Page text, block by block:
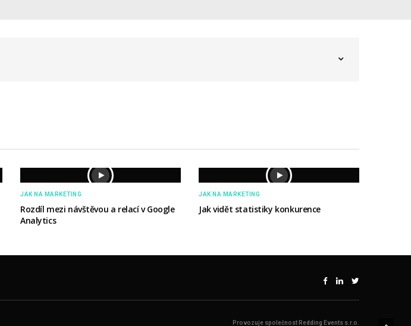
JAK NA MARKETING
Rozdíl mezi návštěvou a relací v Google
Analytics
JAK NA MARKETING
Jak vidět statistiky konkurence
Provozuje společnost Redding Events s.r.o.